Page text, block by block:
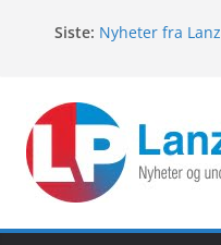
Siste: Nyheter fra
Lanzarotes
Nyheter fra